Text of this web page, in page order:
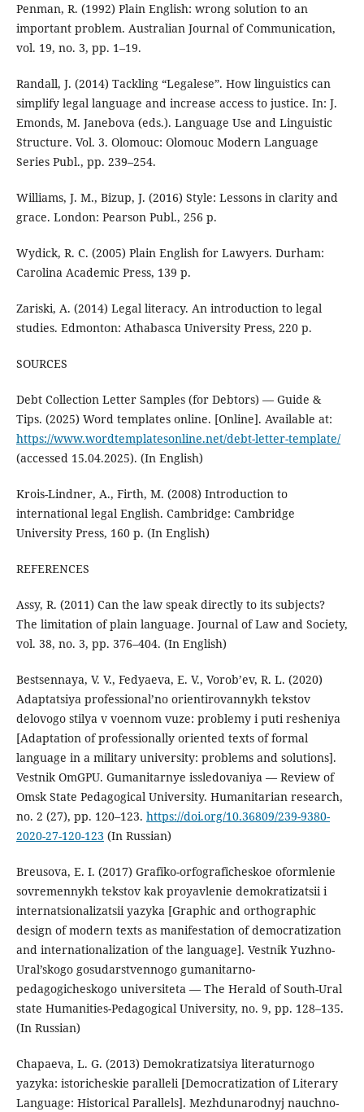
Penman, R. (1992) Plain English: wrong solution to an
important problem. Australian Journal of Communication,
vol. 19, no. 3, pp. 1–19.
Randall, J. (2014) Tackling “Legalese”. How linguistics can
simplify legal language and increase access to justice. In: J.
Emonds, M. Janebova (eds.). Language Use and Linguistic
Structure. Vol. 3. Olomouc: Olomouc Modern Language
Series Publ., pp. 239–254.
Williams, J. M., Bizup, J. (2016) Style: Lessons in clarity and
grace. London: Pearson Publ., 256 p.
Wydick, R. C. (2005) Plain English for Lawyers. Durham:
Carolina Academic Press, 139 p.
Zariski, A. (2014) Legal literacy. An introduction to legal
studies. Edmonton: Athabasca University Press, 220 p.
SOURCES
Debt Collection Letter Samples (for Debtors) — Guide &
Tips. (2025) Word templates online. [Online]. Available at:
https://www.wordtemplatesonline.net/debt-letter-template/
(accessed 15.04.2025). (In English)
Krois-Lindner, A., Firth, M. (2008) Introduction to
international legal English. Cambridge: Cambridge
University Press, 160 p. (In English)
REFERENCES
Assy, R. (2011) Can the law speak directly to its subjects?
The limitation of plain language. Journal of Law and Society,
vol. 38, no. 3, pp. 376–404. (In English)
Bestsennaya, V. V., Fedyaeva, E. V., Vorob’ev, R. L. (2020)
Adaptatsiya professional’no orientirovannykh tekstov
delovogo stilya v voennom vuze: problemy i puti resheniya
[Adaptation of professionally oriented texts of formal
language in a military university: problems and solutions].
Vestnik OmGPU. Gumanitarnye issledovaniya — Review of
Omsk State Pedagogical University. Humanitarian research,
no. 2 (27), pp. 120–123. https://doi.org/10.36809/239-9380-
2020-27-120-123 (In Russian)
Breusova, E. I. (2017) Grafiko-orfograficheskoe oformlenie
sovremennykh tekstov kak proyavlenie demokratizatsii i
internatsionalizatsii yazyka [Graphic and orthographic
design of modern texts as manifestation of democratization
and internationalization of the language]. Vestnik Yuzhno-
Ural’skogo gosudarstvennogo gumanitarno-
pedagogicheskogo universiteta — The Herald of South-Ural
state Humanities-Pedagogical University, no. 9, pp. 128–135.
(In Russian)
Chapaeva, L. G. (2013) Demokratizatsiya literaturnogo
yazyka: istoricheskie paralleli [Democratization of Literary
Language: Historical Parallels]. Mezhdunarodnyj nauchno-